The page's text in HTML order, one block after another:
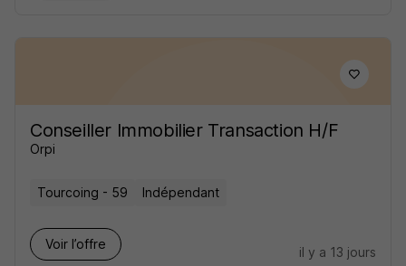
Conseiller Immobilier Transaction H/F
Orpi
Tourcoing - 59 Indépendant
Voir l’offre
il y a 13 jours